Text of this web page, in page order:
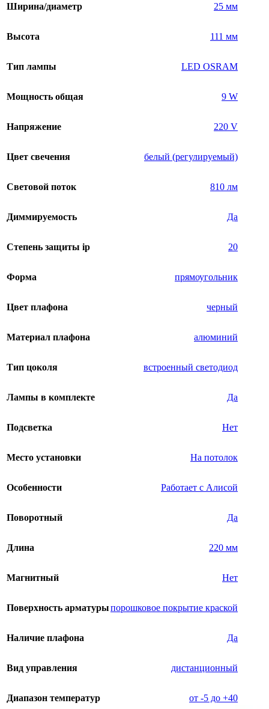
Ширина/диаметр 25 мм
Высота 111 мм
Тип лампы LED OSRAM
Мощность общая 9 W
Напряжение 220 V
Цвет свечения белый (регулируемый)
Световой поток 810 лм
Диммируемость Да
Степень защиты ip 20
Форма прямоугольник
Цвет плафона черный
Материал плафона алюминий
Тип цоколя встроенный светодиод
Лампы в комплекте Да
Подсветка Нет
Место установки На потолок
Особенности Работает с Алисой
Поворотный Да
Длина 220 мм
Магнитный Нет
Поверхность арматурыпорошковое покрытие краской
Наличие плафона Да
Вид управления дистанционный
Диапазон температур от -5 до +40